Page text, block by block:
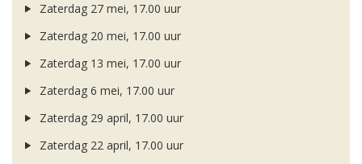
Zaterdag 27 mei, 17.00 uur
Zaterdag 20 mei, 17.00 uur
Zaterdag 13 mei, 17.00 uur
Zaterdag 6 mei, 17.00 uur
Zaterdag 29 april, 17.00 uur
Zaterdag 22 april, 17.00 uur